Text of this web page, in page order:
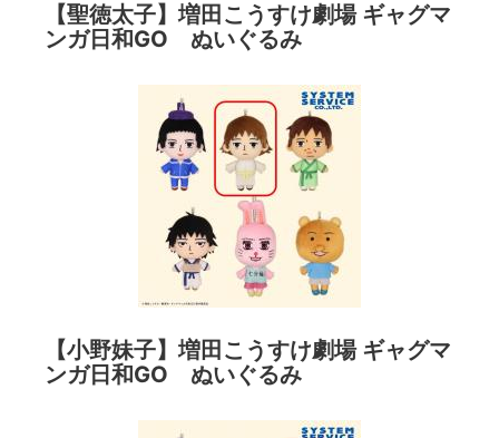
【聖徳太子】増田こうすけ劇場 ギャグマ
ンガ日和GO ぬいぐるみ
【小野妹子】増田こうすけ劇場 ギャグマ
ンガ日和GO ぬいぐるみ